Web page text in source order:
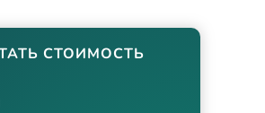
СТОИМОСТЬ